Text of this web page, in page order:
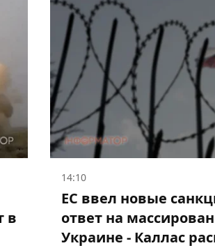
в
14:10
ЕС ввел новые
ответ на
Украине - Каллас